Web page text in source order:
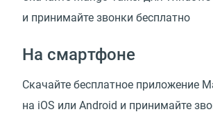
и принимайте звонки бесплатно
На смартфоне
Скачайте бесплатное приложение
на iOS или Android и принимайте